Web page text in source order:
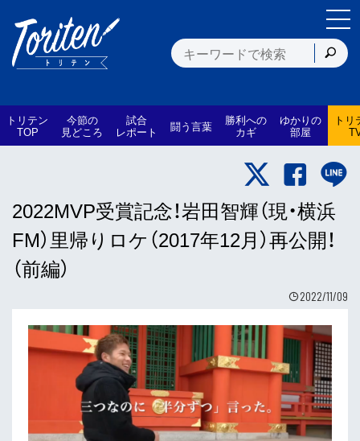
トリテン
TOP
今節の
見どころ
試合
レポート 闘う言葉 勝利への
カギ
ゆかりの
部屋
トリ
2022MVP受賞記念！岩田智輝（現・横浜
FM）里帰りロケ（2017年12月）再公開！
（前編）
2022/11/09